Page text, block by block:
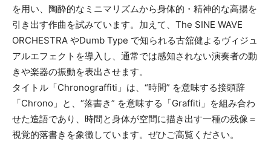
を用い、陶酔的なミニマリズムから身体的・精神的な高揚を
引き出す作曲を試みています。加えて、The SINE WAVE
ORCHESTRA やDumb Type で知られる古舘健よるヴィジュ
アルエフェクトを導入し、通常では感知されない演奏者の動
きや楽器の振動を表出させます。
タイトル「Chronograffiti」は、“時間” を意味する接頭辞
「Chrono」と、“落書き” を意味する「Graffiti」を組み合わ
せた造語であり、時間と身体が空間に描き出す一種の残像＝
視覚的落書きを象徴しています。ぜひご高覧ください。